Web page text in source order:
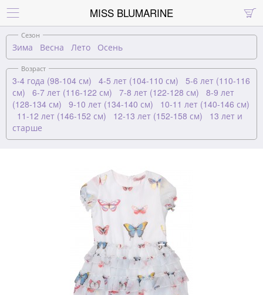
 
MISS BLUMARINE
Сезон
Зима Весна Лето Осень
Возраст
3-4 года (98-104 см) 4-5 лет (104-110 см)
5-6 лет (110-116
см)
6-7 лет (116-122 см) 7-8 лет (122-128 см)
8-9 лет
(128-134 см)
9-10 лет (134-140 см)
10-11 лет (140-146 см)
11-12 лет (146-152 см)
12-13 лет (152-158 см)
13 лет и
старше